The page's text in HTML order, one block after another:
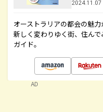
2024.11.07
オーストラリアの都会の魅力
新しく変わりゆく街、住ん
ガイド。
AD